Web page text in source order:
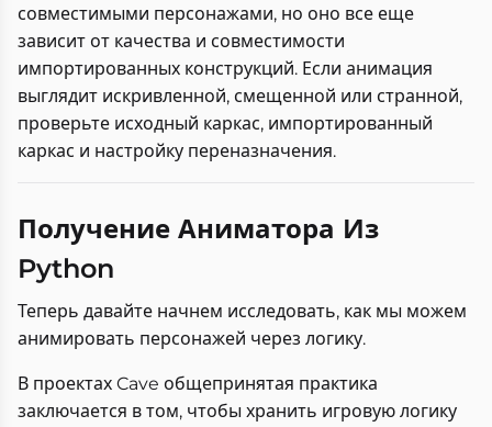
совместимыми персонажами, но оно все еще
зависит от качества и совместимости
импортированных конструкций. Если анимация
выглядит искривленной, смещенной или странной,
проверьте исходный каркас, импортированный
каркас и настройку переназначения.
Получение Аниматора Из
Python
Теперь давайте начнем исследовать, как мы можем
анимировать персонажей через логику.
В проектах Cave общепринятая практика
заключается в том, чтобы хранить игровую логику